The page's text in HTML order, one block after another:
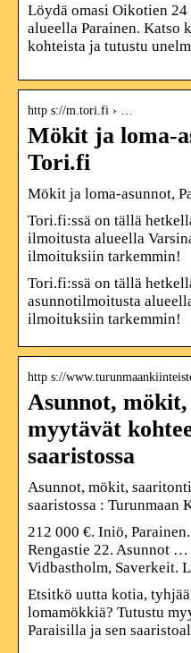
Löydä omasi Oikotien
alueella Parainen. Katso
kohteista ja tutustu
http s://m.tori.fi › …
Mökit ja loma-
Tori.fi
Mökit ja loma-asunnot,
Tori.fi:ssä on tällä
ilmoitusta alueella
ilmoituksiin tarkemmin!
Tori.fi:ssä on tällä
asunnotilmoitusta
ilmoituksiin tarkemmin!
http s://
Asunnot,
myytävät
saaristossa
Asunnot, mökit,
saaristossa : Turunmaan
212 000 €. Iniö,
Rengastie 22. Asunnot …
Vidbastholm, Saverkeit.
Etsitkö uutta kotia,
lomamökkiä? Tutustu
Paraisilla ja sen